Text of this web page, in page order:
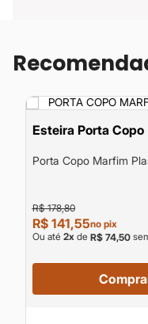
Esteira Porta Copo
Porta Copo Marfim
R$ 178,80
R$ 141,55no pix
Ou até 2xde R$ 74,50